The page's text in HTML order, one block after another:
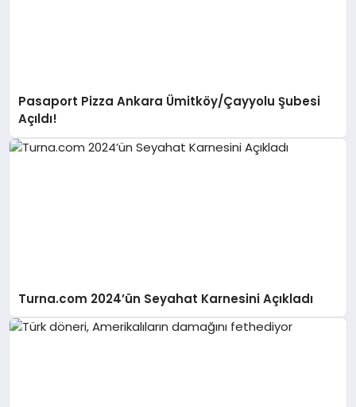
Pasaport Pizza Ankara Ümitköy/Çayyolu Şubesi
Açıldı!
Turna.com 2024’ün Seyahat Karnesini Açıkladı